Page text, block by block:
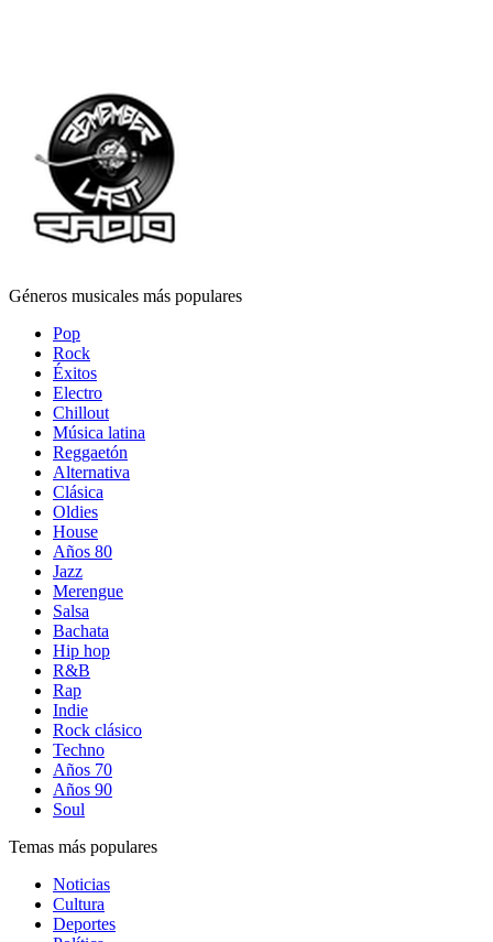
Géneros musicales más populares
Pop
Rock
Éxitos
Electro
Chillout
Música latina
Reggaetón
Alternativa
Clásica
Oldies
House
Años 80
Jazz
Merengue
Salsa
Bachata
Hip hop
R&B
Rap
Indie
Rock clásico
Techno
Años 70
Años 90
Soul
Temas más populares
Noticias
Cultura
Deportes